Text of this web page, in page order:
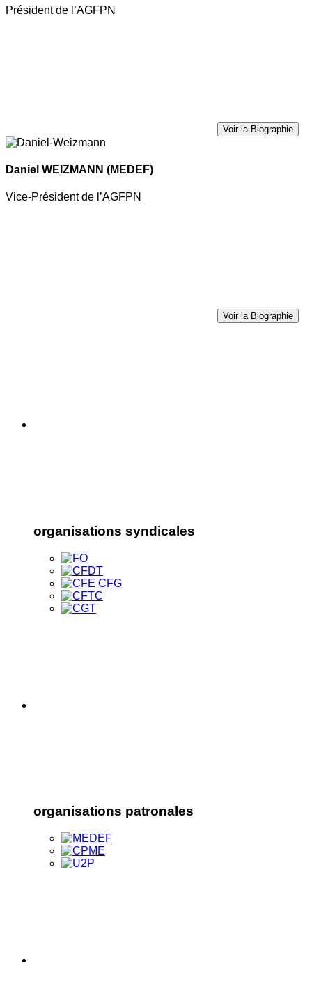
Président de l’AGFPN
Voir la Biographie
Daniel WEIZMANN (MEDEF)
Vice-Président de l’AGFPN
Voir la Biographie
organisations syndicales
organisations patronales